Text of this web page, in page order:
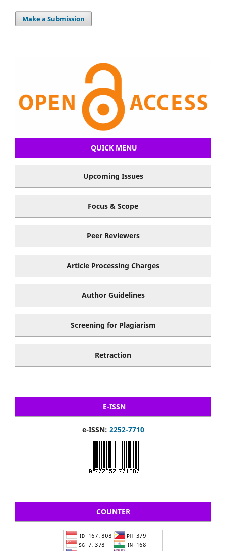
Make a Submission
QUICK MENU
Upcoming Issues
Focus & Scope
Peer Reviewers
Article Processing Charges
Author Guidelines
Screening for Plagiarism
Retraction
E-ISSN
e-ISSN: 2252-7710
COUNTER